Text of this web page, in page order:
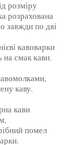
розміру
розрахована
завжди по дві
кавоварки
на смак кави.
каву.
кави
помел